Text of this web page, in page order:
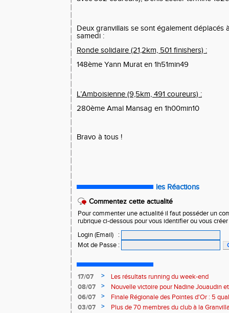
Deux granvillais se sont également déplacés
samedi :
Ronde solidaire (21,2km, 501 finishers) :
148ème Yann Murat en 1h51min49
L’Amboisienne (9,5km, 491 coureurs) :
280ème Amal Mansag en 1h00min10
Bravo à tous !
les Réactions
Commentez cette actualité
Pour commenter une actualité il faut posséder un
rubrique ci-dessous pour vous identifier ou vous
Login (Email)
:
Mot de Passe :
17/07 >
Les résultats running du week-end
08/07
>
Nouvelle victoire pour Nadine Jouaudin
06/07
>
Finale Régionale des Pointes d'Or : 5
03/07
>
Plus de 70 membres du club à la